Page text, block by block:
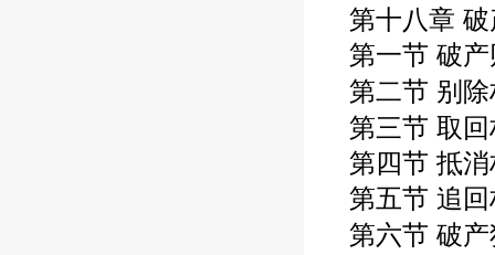
第十八章
第一节 破
第二节 别
第三节 取
第四节 抵消
第五节 追回
第六节 破